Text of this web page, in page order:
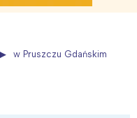
w Pruszczu Gdańskim